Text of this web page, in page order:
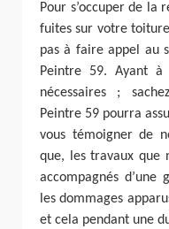
Pour s’occuper de la
fuites sur votre
pas à faire appel au
Peintre 59. Ayant à
nécessaires ;
Peintre 59 pourra
vous témoigner de
que, les travaux que
accompagnés d’une
les dommages
et cela pendant une